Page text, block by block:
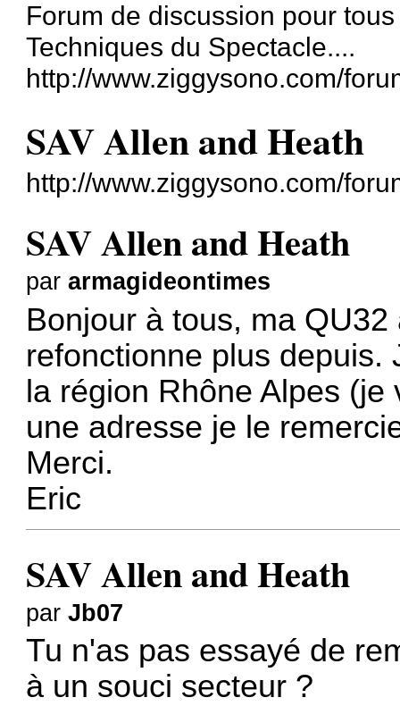
Forum de discussion pour
Techniques du Spectacle....
http://www.ziggysono.com/
SAV Allen and Heath
http://www.ziggysono.com/
SAV Allen and Heath
pararmagideontimes
Bonjour à tous, ma
refonctionne plus depuis.
la région Rhône Alpes
une adresse je le
Merci.
Eric
SAV Allen and Heath
parJb07
Tu n'as pas essayé de
à un souci secteur ?